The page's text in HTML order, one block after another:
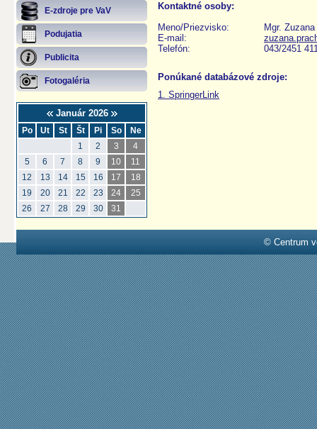
E-zdroje pre VaV
Podujatia
Publicita
Fotogaléria
Január 2026
Po Ut St Št Pi So
Ne
1
2 3
4
5
6 7 8 9 10
11
12
13 14 15 16 17
18
19
20 21 22 23 24
25
26
27 28 29 30 31
Kontaktné osoby:
Meno/Priezvisko:
Mgr.
E-mail:
Telefón:
043/2451
Ponúkané databázové zdroje:
1. SpringerLink
© Centrum